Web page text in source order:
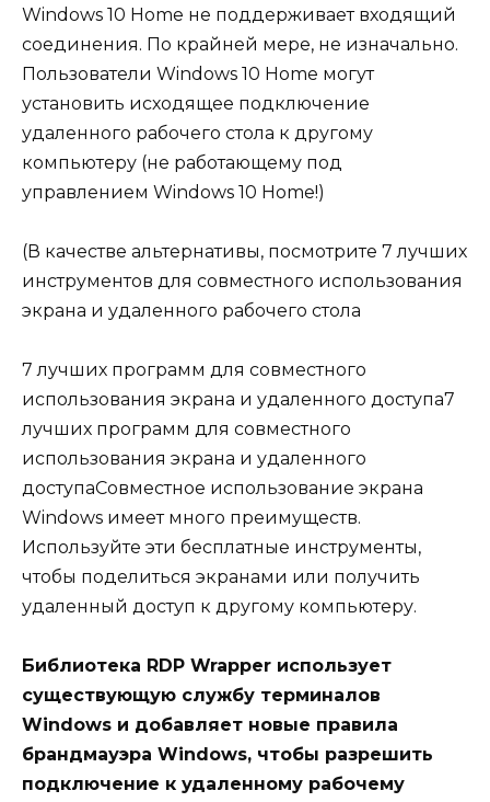
Windows 10 Home не поддерживает входящий
соединения. По крайней мере, не изначально.
Пользователи Windows 10 Home могут
установить исходящее подключение
удаленного рабочего стола к другому
компьютеру (не работающему под
управлением Windows 10 Home!)
(В качестве альтернативы, посмотрите 7 лучших
инструментов для совместного использования
экрана и удаленного рабочего стола
7 лучших программ для совместного
использования экрана и удаленного доступа7
лучших программ для совместного
использования экрана и удаленного
доступаСовместное использование экрана
Windows имеет много преимуществ.
Используйте эти бесплатные инструменты,
чтобы поделиться экранами или получить
удаленный доступ к другому компьютеру.
Библиотека RDP Wrapper использует
существующую службу терминалов
Windows и добавляет новые правила
брандмауэра Windows, чтобы разрешить
подключение к удаленному рабочему